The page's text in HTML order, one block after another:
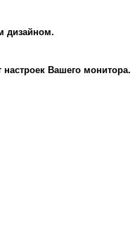
дизайном.
настроек Вашего монитора.